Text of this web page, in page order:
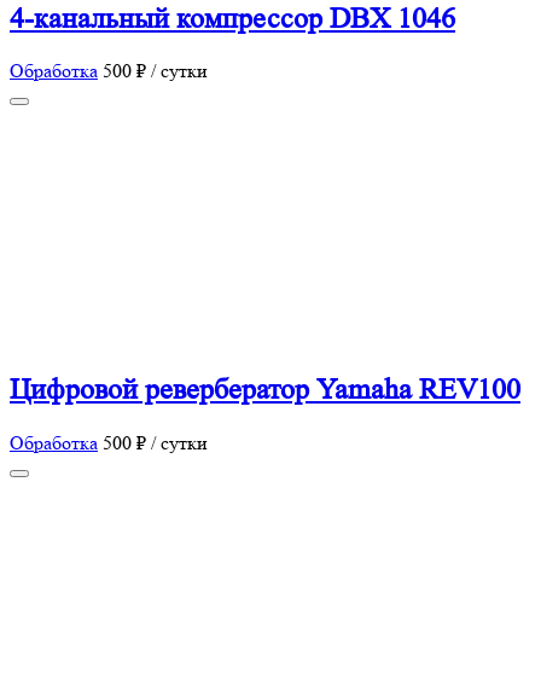
4-канальный компрессор DBX 1046
Обработка 500 ₽ / сутки
Цифровой ревербератор Yamaha REV100
Обработка 500 ₽ / сутки